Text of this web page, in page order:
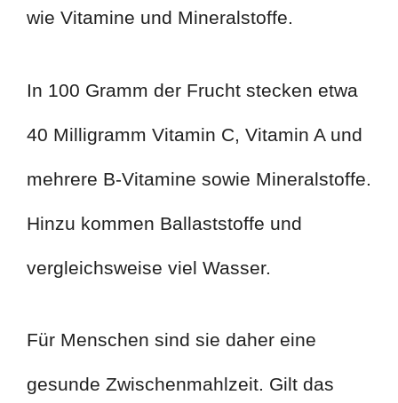
wie Vitamine und Mineralstoffe.
In 100 Gramm der Frucht stecken etwa
40 Milligramm Vitamin C, Vitamin A und
mehrere B-Vitamine sowie Mineralstoffe.
Hinzu kommen Ballaststoffe und
vergleichsweise viel Wasser.
Für Menschen sind sie daher eine
gesunde Zwischenmahlzeit. Gilt das